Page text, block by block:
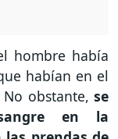
hombre había
habían en el
obstante, se
en la